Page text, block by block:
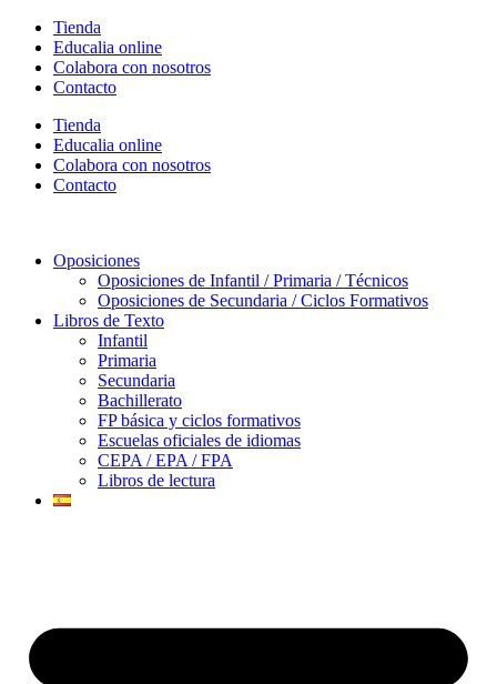
contenido
Tienda
Educalia online
Colabora con nosotros
Contacto
Tienda
Educalia online
Colabora con nosotros
Contacto
Oposiciones
Oposiciones de Infantil / Primaria / Técnicos
Oposiciones de Secundaria / Ciclos Formativos
Libros de Texto
Infantil
Primaria
Secundaria
Bachillerato
FP básica y ciclos formativos
Escuelas oficiales de idiomas
CEPA / EPA / FPA
Libros de lectura